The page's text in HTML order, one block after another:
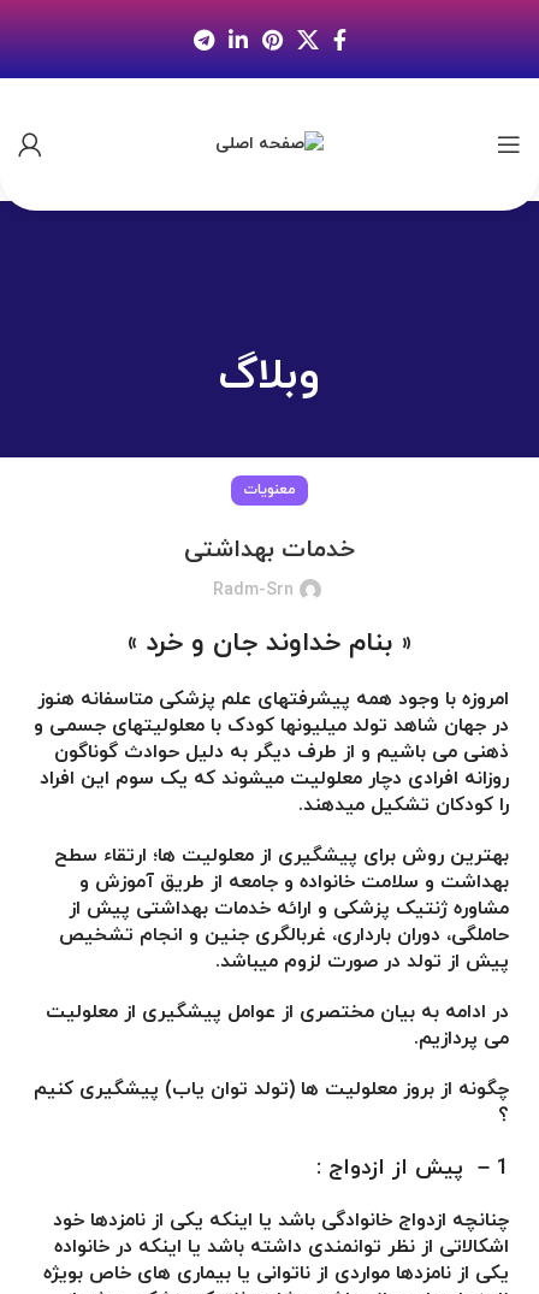
وبلاگ
معنویات
خدمات بهداشتی
Radm-Srn
« بنام خداوند جان و خرد »
امروزه با وجود همه پیشرفتهای علم پزشکی متاسفانه هنوز
در جهان شاهد تولد میلیونها کودک با معلولیتهای جسمی و
ذهنی می باشیم و از طرف دیگر به دلیل حوادث گوناگون
روزانه افرادی دچار معلولیت میشوند که یک سوم این افراد
را کودکان تشکیل میدهند.
بهترین روش برای پیشگیری از معلولیت ها؛ ارتقاء سطح
بهداشت و سلامت خانواده و جامعه از طریق آموزش و
مشاوره ژنتیک پزشکی و ارائه خدمات بهداشتی پیش از
حاملگی، دوران بارداری، غربالگری جنین و انجام تشخیص
پیش از تولد در صورت لزوم میباشد.
در ادامه به بیان مختصری از عوامل پیشگیری از معلولیت
می پردازیم.
چگونه از بروز معلولیت ها (تولد توان یاب) پیشگیری کنیم
؟
1 – پیش از ازدواج :
چنانچه ازدواج خانوادگی باشد یا اینکه یکی از نامزدها خود
اشکالاتی از نظر توانمندی داشته باشد یا اینکه در خانواده
یکی از نامزدها مواردی از ناتوانی یا بیماری های خاص بویژه